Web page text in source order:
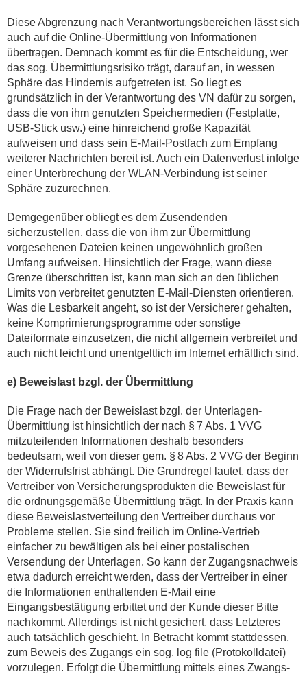
Diese Abgrenzung nach Verantwortungsbereichen lässt sich
auch auf die Online-Übermittlung von Informationen
übertragen. Demnach kommt es für die Entscheidung, wer
das sog. Übermittlungsrisiko trägt, darauf an, in wessen
Sphäre das Hindernis aufgetreten ist. So liegt es
grundsätzlich in der Verantwortung des VN dafür zu sorgen,
dass die von ihm genutzten Speichermedien (Festplatte,
USB-Stick usw.) eine hinreichend große Kapazität
aufweisen und dass sein E-Mail-Postfach zum Empfang
weiterer Nachrichten bereit ist. Auch ein Datenverlust infolge
einer Unterbrechung der WLAN-Verbindung ist seiner
Sphäre zuzurechnen.
Demgegenüber obliegt es dem Zusendenden
sicherzustellen, dass die von ihm zur Übermittlung
vorgesehenen Dateien keinen ungewöhnlich großen
Umfang aufweisen. Hinsichtlich der Frage, wann diese
Grenze überschritten ist, kann man sich an den üblichen
Limits von verbreitet genutzten E-Mail-Diensten orientieren.
Was die Lesbarkeit angeht, so ist der Versicherer gehalten,
keine Komprimierungsprogramme oder sonstige
Dateiformate einzusetzen, die nicht allgemein verbreitet und
auch nicht leicht und unentgeltlich im Internet erhältlich sind.
e) Beweislast bzgl. der Übermittlung
Die Frage nach der Beweislast bzgl. der Unterlagen-
Übermittlung ist hinsichtlich der nach § 7 Abs. 1 VVG
mitzuteilenden Informationen deshalb besonders
bedeutsam, weil von dieser gem. § 8 Abs. 2 VVG der Beginn
der Widerrufsfrist abhängt. Die Grundregel lautet, dass der
Vertreiber von Versicherungsprodukten die Beweislast für
die ordnungsgemäße Übermittlung trägt. In der Praxis kann
diese Beweislastverteilung den Vertreiber durchaus vor
Probleme stellen. Sie sind freilich im Online-Vertrieb
einfacher zu bewältigen als bei einer postalischen
Versendung der Unterlagen. So kann der Zugangsnachweis
etwa dadurch erreicht werden, dass der Vertreiber in einer
die Informationen enthaltenden E-Mail eine
Eingangsbestätigung erbittet und der Kunde dieser Bitte
nachkommt. Allerdings ist nicht gesichert, dass Letzteres
auch tatsächlich geschieht. In Betracht kommt stattdessen,
zum Beweis des Zugangs ein sog. log file (Protokolldatei)
vorzulegen. Erfolgt die Übermittlung mittels eines Zwangs-